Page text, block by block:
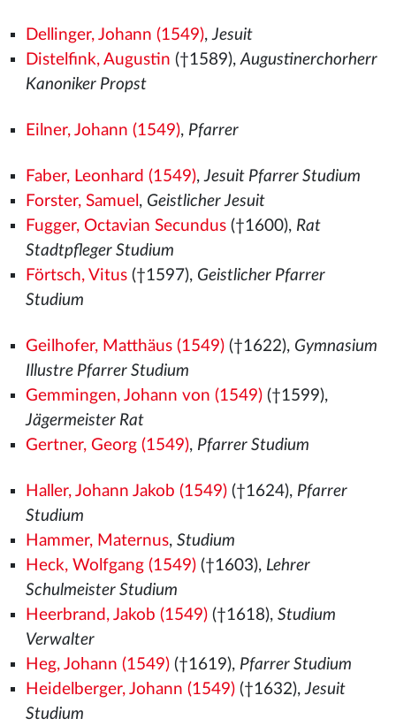
Dellinger, Johann (1549),Jesuit
Distelfink, Augustin (†1589),Augustinerchorherr
Kanoniker Propst
Eilner, Johann (1549), Pfarrer
Faber, Leonhard (1549),Jesuit Pfarrer Studium
Forster, Samuel , Geistlicher Jesuit
Fugger, Octavian Secundus(†1600), Rat
Stadtpfleger Studium
Förtsch, Vitus(†1597), Geistlicher Pfarrer
Studium
Geilhofer, Matthäus (1549)(†1622), Gymnasium
Illustre Pfarrer Studium
Gemmingen, Johann von (1549)(†1599),
Jägermeister Rat
Gertner, Georg (1549), Pfarrer Studium
Haller, Johann Jakob (1549)(†1624), Pfarrer
Studium
Hammer, Maternus, Studium
Heck, Wolfgang (1549)(†1603), Lehrer
Schulmeister Studium
Heerbrand, Jakob (1549)(†1618), Studium
Verwalter
Heg, Johann (1549)(†1619), Pfarrer Studium
Heidelberger, Johann (1549)(†1632),Jesuit
Studium